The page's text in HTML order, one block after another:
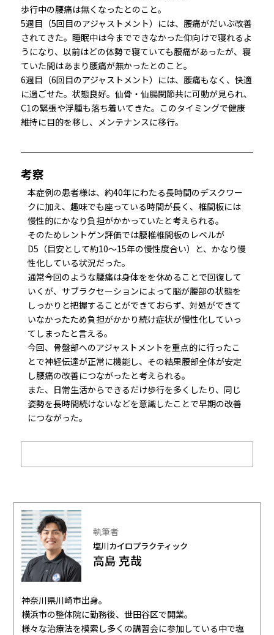
歩行中の腰痛は無くなったとのこと。
5週目（5回目のアジャストメント）には、腰痛がだいぶ改善
されてきた。睡眠中は今までできなかった仰向けで寝れるよ
うになり、以前はどの体勢で寝ていても腰痛があったが、寝
ていた間はあまり腰痛が無かったとのこと。
6週目（6回目のアジャストメント）には、腰痛もなく、快適
に過ごせた。状態良好。仙骨・仙腸関節共に可動が見られ、
C1の緊張や浮腫も落ち着いてきた。このタイミングで健康
維持に目的を移し、メンテナンスに移行。
考察
本症例の患者様は、約40年にわたる長時間のデスクワー
クに加え、趣味でも座っている時間が長く、椎間板には
慢性的にかなり負担がかかっていたと考えられる。
そのためレントゲン評価では腰椎椎間板のレベルが
D5（目安として約10〜15年の慢性度合い）と、かなり慢
性化している状況だった。
通常今回のような腰痛は身体をを休めることで回復して
いくが、サブラクセーションによって脳が腰部の状態を
しっかりと把握することができておらず、対処ができて
いなかったため負担がかかり続け症状が慢性化していっ
てしまったと言える。
今回、骨盤部へのアジャストメントを重点的に行ったこ
とで神経伝達が正常に機能し、その結果腰部全体が安定
し腰痛の改善につながったと考えられる。
また、日常生活からできるだけ歩行を多くしたり、同じ
姿勢を長時間続けないなどを意識したことで早期の改善
につながった。
執筆者
塩川カイロプラクティック
高島 克哉
神奈川県川崎市出身。
横浜市の整体院に勤務後、世田谷区で開業。
様々な治療法を模索し多くの講習会に参加している中で塩